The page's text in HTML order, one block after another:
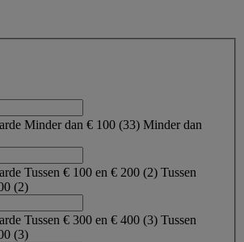
Minder dan € 100 (33) Minder dan
Tussen € 100 en € 200 (2) Tussen
(2)
Tussen € 300 en € 400 (3) Tussen
(3)